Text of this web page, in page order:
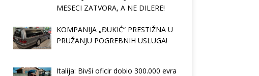
MESECI ZATVORA, A NE DILERE!
KOMPANIJA „ĐUKIĆ“ PRESTIŽNA U
PRUŽANJU POGREBNIH USLUGA!
Italija: Bivši oficir dobio 300.000 evra